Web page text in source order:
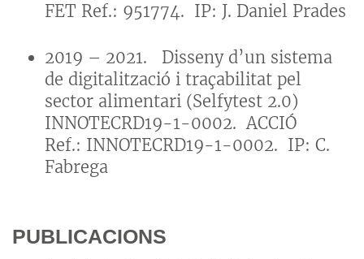
FET Ref.: 951774. IP: J. Daniel Prades
2019 – 2021. Disseny d’un sistema
de digitalització i traçabilitat pel
sector alimentari (Selfytest 2.0)
INNOTECRD19-1-0002. ACCIÓ
Ref.: INNOTECRD19-1-0002. IP: C.
Fabrega
PUBLICACIONS